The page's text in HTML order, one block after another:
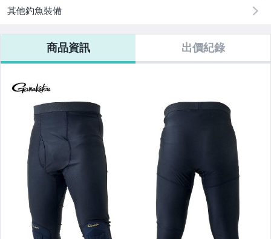
其他釣魚裝備
商品資訊 出價紀錄